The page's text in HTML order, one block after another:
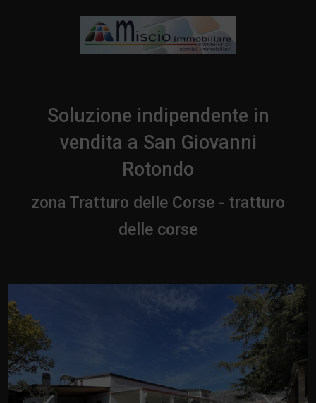
Soluzione indipendente in
vendita a San Giovanni
Rotondo
zona Tratturo delle Corse - tratturo
delle corse